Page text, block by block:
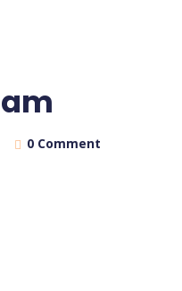
0 Comment